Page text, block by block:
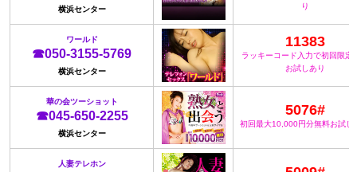
横浜センター
り
ワールド
☎050-3155-5769
横浜センター
11383
ラッキーコード入力で初回限定
お試しあり
華の会ツーショット
☎045-650-2255
横浜センター
5076#
初回最大10,000円分無料お試し
人妻テレホン